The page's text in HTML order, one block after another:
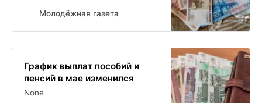
Молодёжная газета
График выплат пособий и
пенсий в мае изменился
None